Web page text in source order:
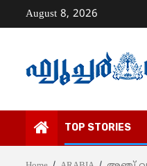
August 8, 2026
TOP STORIES